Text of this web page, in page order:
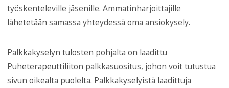
työskenteleville jäsenille. Ammatinharjoittajille
lähetetään samassa yhteydessä oma ansiokysely.
Palkkakyselyn tulosten pohjalta on laadittu
Puheterapeuttiliiton palkkasuositus, johon voit tutustua
sivun oikealta puolelta. Palkkakyselyistä laadittuja